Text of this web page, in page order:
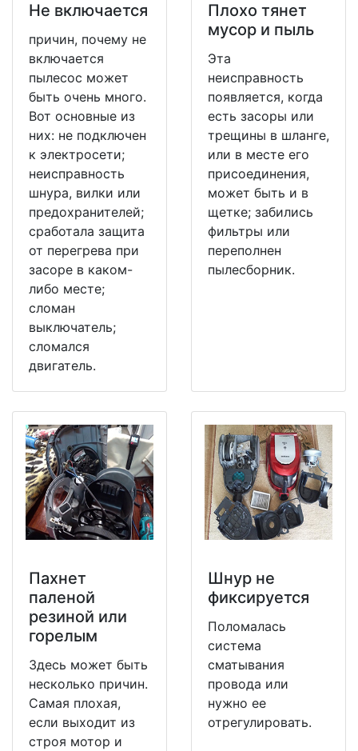
Не включается
причин, почему не
включается
пылесос может
быть очень много.
Вот основные из
них: не подключен
к электросети;
неисправность
шнура, вилки или
предохранителей;
сработала защита
от перегрева при
засоре в каком-
либо месте;
сломан
выключатель;
сломался
двигатель.
Плохо тянет
мусор и пыль
Эта
неисправность
появляется, когда
есть засоры или
трещины в шланге,
или в месте его
присоединения,
может быть и в
щетке; забились
фильтры или
переполнен
пылесборник.
Пахнет
паленой
резиной или
горелым
Здесь может быть
несколько причин.
Самая плохая,
если выходит из
строя мотор и
Шнур не
фиксируется
Поломалась
система
сматывания
провода или
нужно ее
отрегулировать.